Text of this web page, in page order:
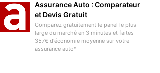
Assurance Auto : Comparateur
et Devis Gratuit
Comparez gratuitement le panel le plus
large du marché en 3 minutes et faites
357€ d'économie moyenne sur votre
assurance auto*